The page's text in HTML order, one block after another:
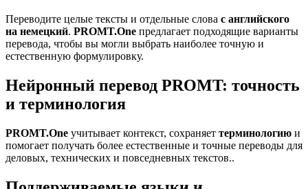
Переводите целые тексты и отдельные слова с английского
на немецкий. PROMT.One предлагает подходящие варианты
перевода, чтобы вы могли выбрать наиболее точную и
естественную формулировку.
Нейронный перевод PROMT: точность
и терминология
PROMT.One учитывает контекст, сохраняет терминологию и
помогает получать более естественные и точные переводы для
деловых, технических и повседневных текстов..